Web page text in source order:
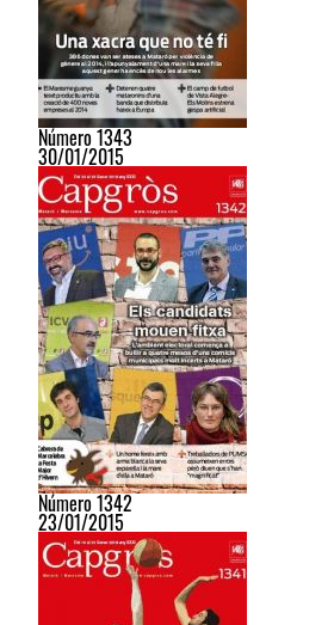
Número 1343
30/01/2015
Número 1342
23/01/2015